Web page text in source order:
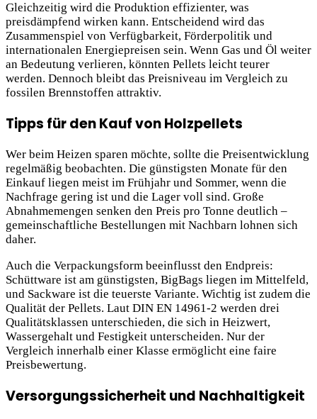
Gleichzeitig wird die Produktion effizienter, was
preisdämpfend wirken kann. Entscheidend wird das
Zusammenspiel von Verfügbarkeit, Förderpolitik und
internationalen Energiepreisen sein. Wenn Gas und Öl weiter
an Bedeutung verlieren, könnten Pellets leicht teurer
werden. Dennoch bleibt das Preisniveau im Vergleich zu
fossilen Brennstoffen attraktiv.
Tipps für den Kauf von Holzpellets
Wer beim Heizen sparen möchte, sollte die Preisentwicklung
regelmäßig beobachten. Die günstigsten Monate für den
Einkauf liegen meist im Frühjahr und Sommer, wenn die
Nachfrage gering ist und die Lager voll sind. Große
Abnahmemengen senken den Preis pro Tonne deutlich –
gemeinschaftliche Bestellungen mit Nachbarn lohnen sich
daher.
Auch die Verpackungsform beeinflusst den Endpreis:
Schüttware ist am günstigsten, BigBags liegen im Mittelfeld,
und Sackware ist die teuerste Variante. Wichtig ist zudem die
Qualität der Pellets. Laut DIN EN 14961-2 werden drei
Qualitätsklassen unterschieden, die sich in Heizwert,
Wassergehalt und Festigkeit unterscheiden. Nur der
Vergleich innerhalb einer Klasse ermöglicht eine faire
Preisbewertung.
Versorgungssicherheit und Nachhaltigkeit